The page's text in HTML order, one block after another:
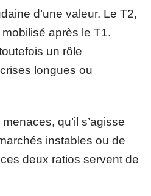
d’une valeur. Le T2,
mobilisé après le T1.
un rôle
longues ou
qu’il s’agisse
instables ou de
deux ratios servent de